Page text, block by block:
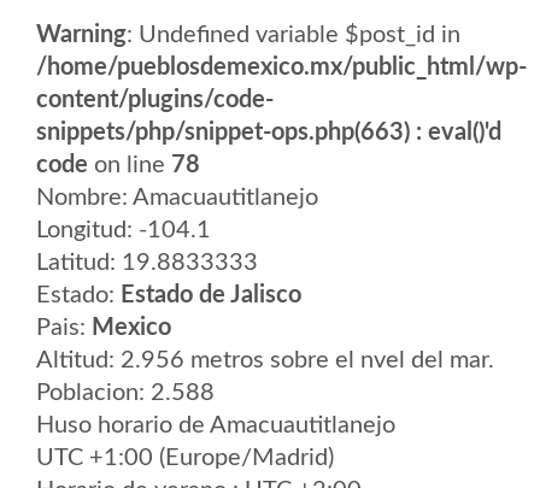
Warning: Undefined variable $post_id in
/home/pueblosdemexico.mx/public_html/wp-
content/plugins/code-
snippets/php/snippet-ops.php(663) : eval()'d
code on line 78
Nombre: Amacuautitlanejo
Longitud: -104.1
Latitud: 19.8833333
Estado: Estado de Jalisco
Pais: Mexico
Altitud: 2.956 metros sobre el nvel del mar.
Poblacion: 2.588
Huso horario de Amacuautitlanejo
UTC +1:00 (Europe/Madrid)